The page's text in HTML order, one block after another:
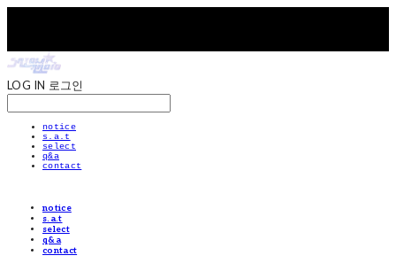
LOG IN 로그인
notice
s.a.t
select
q&a
contact
notice
s.a.t
select
q&a
contact